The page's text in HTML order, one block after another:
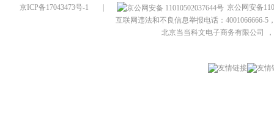
京ICP备17043473号-1
京公网安备
互联网违法和不良信息举报电话：4001066666-5
北京当当科文电子商务有限公司